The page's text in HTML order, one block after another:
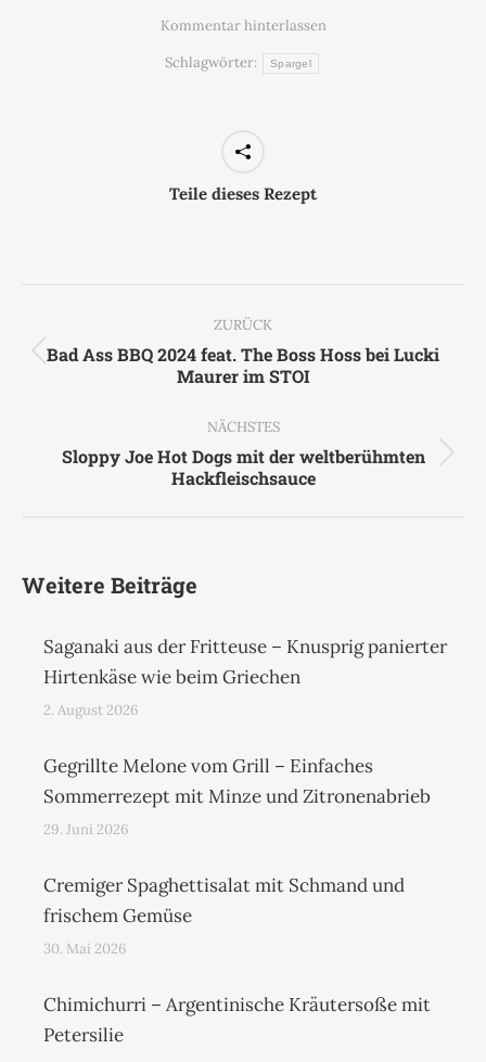
Kommentar hinterlassen
Schlagwörter:
Spargel
Teile dieses Rezept
ZURÜCK
Vorheriger
Bad Ass BBQ 2024 feat. The Boss Hoss bei Lucki
Maurer im STOI
NÄCHSTES
Nächster
Sloppy Joe Hot Dogs mit der weltberühmten
Hackfleischsauce
Weitere Beiträge
Saganaki aus der Fritteuse – Knusprig panierter
Hirtenkäse wie beim Griechen
2. August 2026
Gegrillte Melone vom Grill – Einfaches
Sommerrezept mit Minze und Zitronenabrieb
29. Juni 2026
Cremiger Spaghettisalat mit Schmand und
frischem Gemüse
30. Mai 2026
Chimichurri – Argentinische Kräutersoße mit
Petersilie